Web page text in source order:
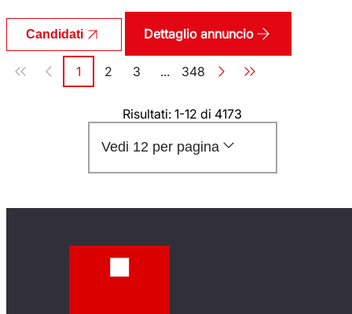
Candidati Dettaglio annuncio
Paginazione
Pagina
1 Pagina
2 Pagina
3 ... Pagina
348
Risultati: 1-12 di 4173
Vedi 12 per pagina